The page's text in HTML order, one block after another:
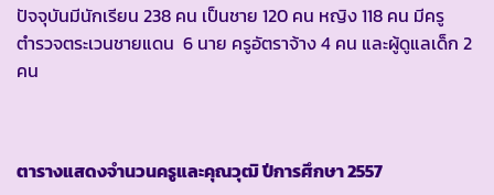
ปัจจุบันมีนักเรียน 238 คน เป็นชาย 120 คน หญิง 118 คน มีครู
ตำรวจตระเวนชายแดน 6 นาย ครูอัตราจ้าง 4 คน และผู้ดูแลเด็ก 2
คน
ตารางแสดงจำนวนครูและคุณวุฒิ ปีการศึกษา2557